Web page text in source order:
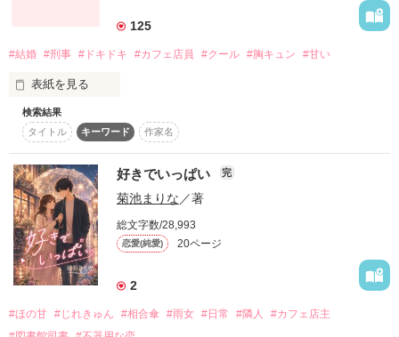
あげく身売りのような形で嫁がされることになり、そのこと
から冷たい水の中へ飛び込んでしまう。二度と上がって来られ
ぬように重荷を抱えて。
そこで救いの手を差し伸べたのが、自らの身を獣に変える魔
術を宿す辺境伯、ディクリド・ハーメルシーズという男だっ
た。
たまたま嫁探しで、広大な辺境ハーメルシーズ領から訪れて
いた彼にすべてを打ち明け、領地に連れ帰られたサンジュ。
彼女はそこで数々の新しい出会いから他人の言いなりだった
自分と決別し、やがて自らの意志の元、その技術を誰かのため
に役立てたいと望むようになる。そしてディクリドの尽力もあ
り、街で一軒の魔導具店を構えることに――。
の頃には遠方の地で策謀が動き始めていた……。
125
#結婚 #刑事 #ドキドキ #カフェ店員 #クール #胸キュン #甘い
表紙を見る
カフェで働く倉木里佳は、結婚を夢見る２７歳
物事に流されやすい彼女が、友人の強引な紹介で出会ったの
は、
市谷直哉３２歳
かっこよくて無口で、ちょっと怖い刑事さん
「キミのことが心配だ。」
検索結果
タイトル
キーワード 作家名
好きでいっぱい 完
菊池まりな／著
総文字数/28,993
恋愛(純愛) 20ページ
2
#ほの甘 #じれきゅん #相合傘 #雨女 #日常 #隣人
#カフェ店主